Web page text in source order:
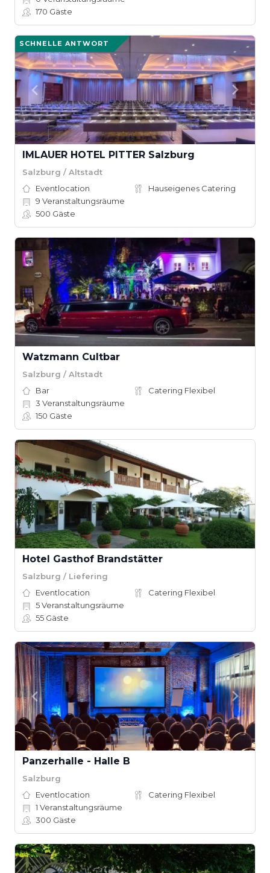
170 Gäste
SCHNELLE ANTWORT
IMLAUER HOTEL PITTER Salzburg
Salzburg / Altstadt
Eventlocation
Hauseigenes Catering
9 Veranstaltungsräume
500 Gäste
Watzmann Cultbar
Salzburg / Altstadt
Bar
Catering Flexibel
3 Veranstaltungsräume
150 Gäste
Hotel Gasthof Brandstätter
Salzburg / Liefering
Eventlocation
Catering Flexibel
5Veranstaltungsräume
55 Gäste
Panzerhalle - Halle B
Salzburg
Eventlocation
Catering Flexibel
1 Veranstaltungsräume
300 Gäste